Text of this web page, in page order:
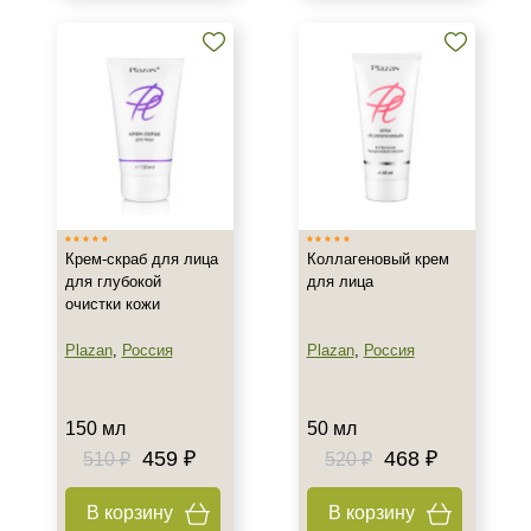
Аппарат
Показать еще
Джесснера
Показать еще
Класс косметики
Крем-скраб для лица
для глубокой
очистки кожи
Plazan, Россия
150 мл
510 ₽ 459 ₽
В корзину
Коллагеновый крем
для лица
Plazan, Россия
50 мл
520 ₽ 468 ₽
В корзину